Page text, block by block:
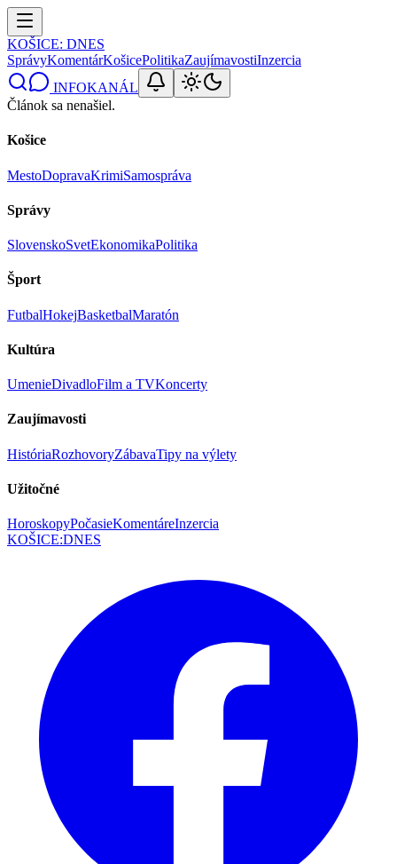
KOŠICE: DNES
SprávyKomentárKošicePolitikaZaujímavostiInzercia
INFOKANÁL
Článok sa nenašiel.
Košice
MestoDopravaKrimiSamospráva
Správy
SlovenskoSvetEkonomikaPolitika
Šport
FutbalHokejBasketbalMaratón
Kultúra
UmenieDivadloFilm a TVKoncerty
Zaujímavosti
HistóriaRozhovoryZábavaTipy na výlety
Užitočné
HoroskopyPočasieKomentáreInzercia
KOŠICE:DNES